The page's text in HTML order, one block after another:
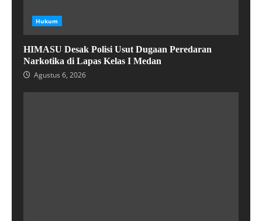
Hukum
HIMASU Desak Polisi Usut Dugaan Peredaran
Narkotika di Lapas Kelas I Medan
Agustus 6, 2026